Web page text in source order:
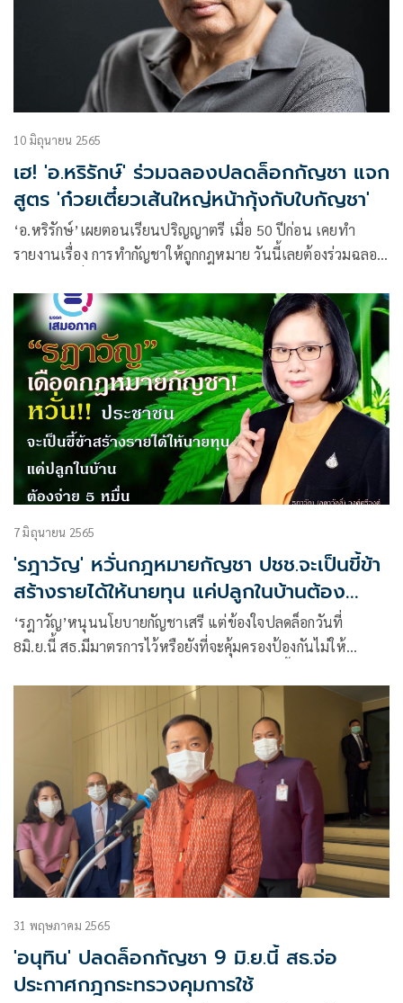
10 มิถุนายน 2565
เฮ! 'อ.หริรักษ์' ร่วมฉลองปลดล็อกกัญชา แจก
สูตร 'ก๋วยเตี๋ยวเส้นใหญ่หน้ากุ้งกับใบกัญชา'
‘อ.หริรักษ์’เผยตอนเรียนปริญญาตรี เมื่อ 50 ปีก่อน เคยทำ
รายงานเรื่อง การทำกัญชาให้ถูกกฎหมาย วันนี้เลยต้องร่วมฉลอง
ลองทำกันดู
7 มิถุนายน 2565
'รฎาวัญ' หวั่นกฎหมายกัญชา ปชช.จะเป็นขี้ข้า
สร้างรายได้ให้นายทุน แค่ปลูกในบ้านต้อง
จ่าย5หมื่น
‘รฎาวัญ’หนุนนโยบายกัญชาเสรี แต่ข้องใจปลดล็อกวันที่
8มิ.ย.นี้ สธ.มีมาตรการไว้หรือยังที่จะคุ้มครองป้องกันไม่ให้
ให้นายทุน แค่ปลูกในบ้านต้องจ่าย5หมื่น
31 พฤษภาคม 2565
'อนุทิน' ปลดล็อกกัญชา 9 มิ.ย.นี้ สธ.จ่อ
ประกาศกฎกระทรวงคุมการใช้